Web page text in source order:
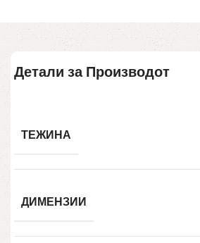
Детали за Производот
ТЕЖИНА
ДИМЕНЗИИ